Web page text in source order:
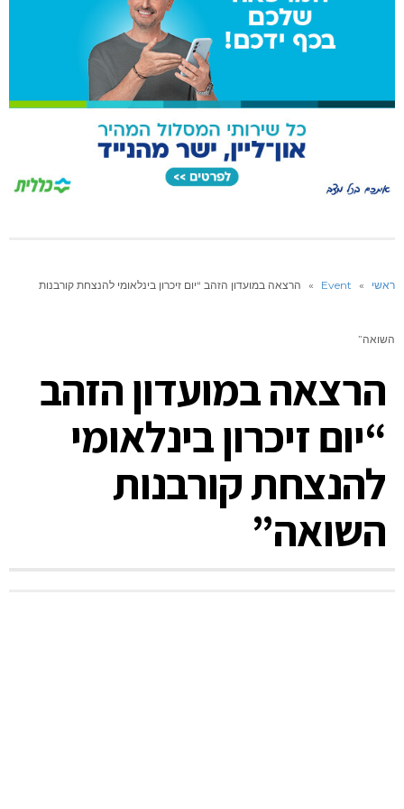
ראשי »
Event
» הרצאה במועדון הזהב “יום זיכרון בינלאומי להנצחת קורבנות
השואה”
הרצאה במועדון הזהב
“יום זיכרון בינלאומי
להנצחת קורבנות
השואה”